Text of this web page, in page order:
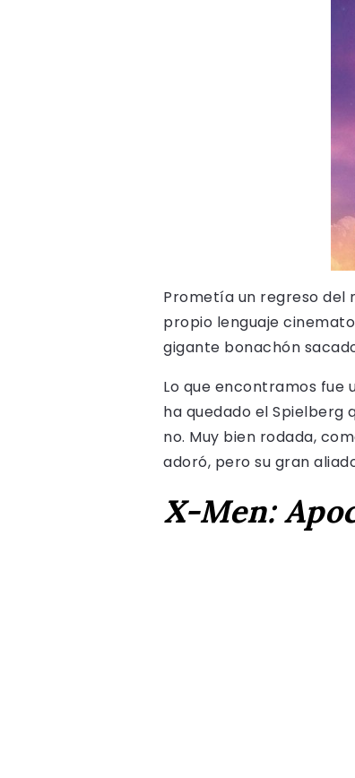
Prometía un regreso del
propio lenguaje
gigante bonachón
Lo que encontramos fue
ha quedado el Spielberg
no. Muy bien rodada,
adoró, pero su gran
X-Men: